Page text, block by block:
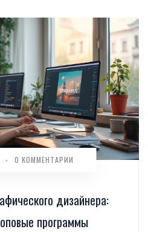
дизайнера:
программы
- 0 КОММЕНТАРИИ